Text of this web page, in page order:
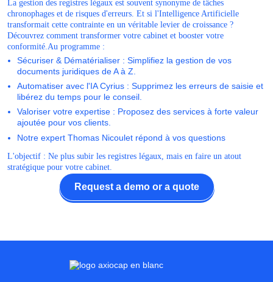
La gestion des registres légaux est souvent synonyme de tâches
chronophages et de risques d'erreurs. Et si l'Intelligence Artificielle
transformait cette contrainte en un véritable levier de croissance ?
Découvrez comment transformer votre cabinet et booster votre
conformité.Au programme :
Sécuriser & Dématérialiser : Simplifiez la gestion de vos
documents juridiques de A à Z.
Automatiser avec l'IA Cyrius : Supprimez les erreurs de saisie et
libérez du temps pour le conseil.
Valoriser votre expertise : Proposez des services à forte valeur
ajoutée pour vos clients.
Notre expert Thomas Nicoulet répond à vos questions
L'objectif : Ne plus subir les registres légaux, mais en faire un atout
stratégique pour votre cabinet.
Request a demo or a quote